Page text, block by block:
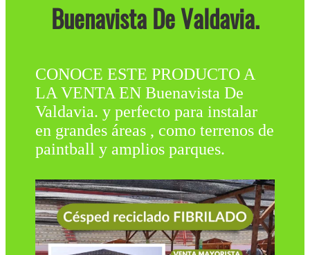
Buenavista De Valdavia.
CONOCE ESTE PRODUCTO A
LA VENTA EN Buenavista De
Valdavia. y perfecto para instalar
en grandes áreas , como terrenos de
paintball y amplios parques.